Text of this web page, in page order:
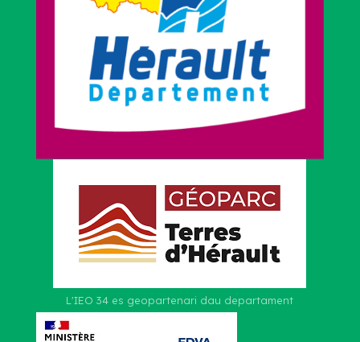
L'IEO 34 es geopartenari dau departament